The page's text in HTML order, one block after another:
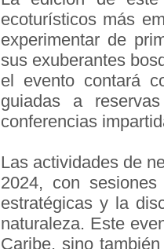
ecoturísticos más
experimentar de
sus exuberantes
el evento contará
guiadas a
conferencias
Las actividades de
2024, con
estratégicas y la
naturaleza. Este
Caribe, sino